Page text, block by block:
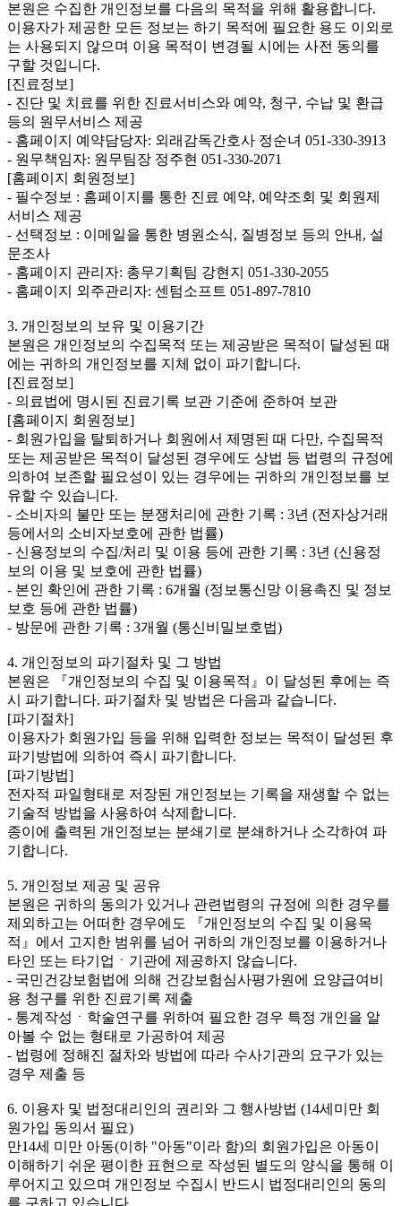
본원은 수집한 개인정보를 다음의 목적을 위해 활용합니다.
이용자가 제공한 모든 정보는 하기 목적에 필요한 용도 이외로
는 사용되지 않으며 이용 목적이 변경될 시에는 사전 동의를
구할 것입니다.
[진료정보]
- 진단 및 치료를 위한 진료서비스와 예약, 청구, 수납 및 환급
등의 원무서비스 제공
- 홈페이지 예약담당자: 외래감독간호사 정순녀 051-330-3913
- 원무책임자: 원무팀장 정주현 051-330-2071
[홈페이지 회원정보]
- 필수정보 : 홈페이지를 통한 진료 예약, 예약조회 및 회원제
서비스 제공
- 선택정보 : 이메일을 통한 병원소식, 질병정보 등의 안내, 설
문조사
- 홈페이지 관리자: 총무기획팀 강현지 051-330-2055
- 홈페이지 외주관리자: 센텀소프트 051-897-7810
3. 개인정보의 보유 및 이용기간
본원은 개인정보의 수집목적 또는 제공받은 목적이 달성된 때
에는 귀하의 개인정보를 지체 없이 파기합니다.
[진료정보]
- 의료법에 명시된 진료기록 보관 기준에 준하여 보관
[홈페이지 회원정보]
- 회원가입을 탈퇴하거나 회원에서 제명된 때 다만, 수집목적
또는 제공받은 목적이 달성된 경우에도 상법 등 법령의 규정에
의하여 보존할 필요성이 있는 경우에는 귀하의 개인정보를 보
유할 수 있습니다.
- 소비자의 불만 또는 분쟁처리에 관한 기록 : 3년 (전자상거래
등에서의 소비자보호에 관한 법률)
- 신용정보의 수집/처리 및 이용 등에 관한 기록 : 3년 (신용정
보의 이용 및 보호에 관한 법률)
- 본인 확인에 관한 기록 : 6개월 (정보통신망 이용촉진 및 정보
보호 등에 관한 법률)
- 방문에 관한 기록 : 3개월 (통신비밀보호법)
4. 개인정보의 파기절차 및 그 방법
본원은 『개인정보의 수집 및 이용목적』이 달성된 후에는 즉
시 파기합니다. 파기절차 및 방법은 다음과 같습니다.
[파기절차]
이용자가 회원가입 등을 위해 입력한 정보는 목적이 달성된 후
파기방법에 의하여 즉시 파기합니다.
[파기방법]
전자적 파일형태로 저장된 개인정보는 기록을 재생할 수 없는
기술적 방법을 사용하여 삭제합니다.
종이에 출력된 개인정보는 분쇄기로 분쇄하거나 소각하여 파
기합니다.
5. 개인정보 제공 및 공유
본원은 귀하의 동의가 있거나 관련법령의 규정에 의한 경우를
제외하고는 어떠한 경우에도 『개인정보의 수집 및 이용목
적』에서 고지한 범위를 넘어 귀하의 개인정보를 이용하거나
타인 또는 타기업ㆍ기관에 제공하지 않습니다.
- 국민건강보험법에 의해 건강보험심사평가원에 요양급여비
용 청구를 위한 진료기록 제출
- 통계작성ㆍ학술연구를 위하여 필요한 경우 특정 개인을 알
아볼 수 없는 형태로 가공하여 제공
- 법령에 정해진 절차와 방법에 따라 수사기관의 요구가 있는
경우 제출 등
6. 이용자 및 법정대리인의 권리와 그 행사방법 (14세미만 회
원가입 동의서 필요)
만14세 미만 아동(이하 "아동"이라 함)의 회원가입은 아동이
이해하기 쉬운 평이한 표현으로 작성된 별도의 양식을 통해 이
루어지고 있으며 개인정보 수집시 반드시 법정대리인의 동의